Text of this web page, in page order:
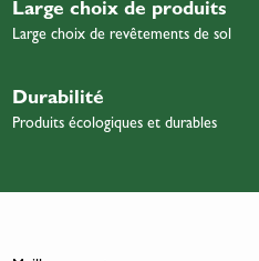
Large choix de produits
Large choix de revêtements de sol
Durabilité
Produits écologiques et durables